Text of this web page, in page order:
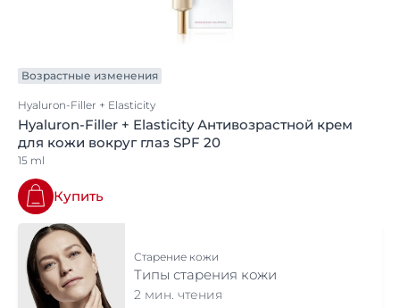
Возрастные изменения
Hyaluron-Filler + Elasticity
Hyaluron-Filler + Elasticity Антивозрастной крем
для кожи вокруг глаз SPF 20
15 ml
Купить
Старение кожи
Типы старения кожи
2 мин. чтения